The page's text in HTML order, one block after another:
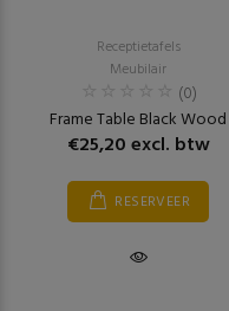
Receptietafels
Meubilair
(0)
Frame Table Black Wood
€25,20 excl. btw
RESERVEER